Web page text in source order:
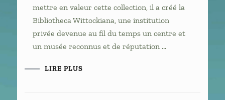
mettre en valeur cette collection, il a créé la
Bibliotheca Wittockiana, une institution
privée devenue au fil du temps un centre et
un musée reconnus et de réputation …
LIRE PLUS